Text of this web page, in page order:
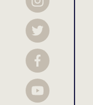
Instagram
Twitter
Facebook
YouTube